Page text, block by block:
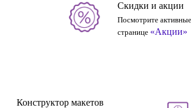
Скидки и акции
Посмотрите
странице «Акции»
Конструктор макетов